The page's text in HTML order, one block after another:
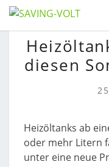
Skip
to
content
diesen
Heizöltanks ab
oder mehr Litern
unter eine neue